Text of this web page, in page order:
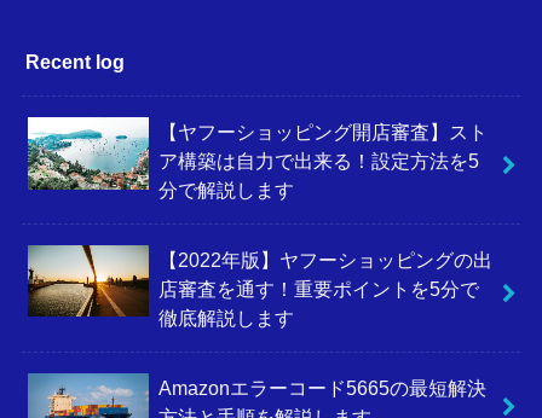
Recent log
【ヤフーショッピング開店審査】スト
ア構築は自力で出来る！設定方法を5
分で解説します
【2022年版】ヤフーショッピングの出
店審査を通す！重要ポイントを5分で
徹底解説します
Amazonエラーコード5665の最短解決